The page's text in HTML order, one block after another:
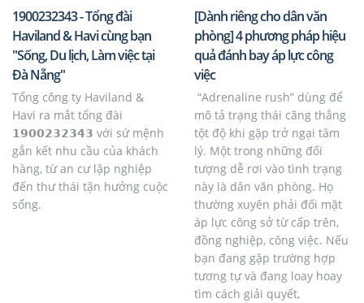
1900232343 - Tổng đài
Haviland & Havi cùng bạn
"Sống, Du lịch, Làm việc tại
Đà Nẵng"
Tổng công ty Haviland &
Havi ra mắt tổng đài
𝟭𝟵𝟬𝟬𝟮𝟯𝟮𝟯𝟰𝟯 với sứ mệnh
gắn kết nhu cầu của khách
hàng, từ an cư lập nghiệp
đến thư thái tận hưởng cuộc
sống.
[Dành riêng cho dân văn
phòng] 4 phương pháp hiệu
quả đánh bay áp lực công
việc
“Adrenaline rush” dùng để
mô tả trạng thái căng thẳng
tột độ khi gặp trở ngại tâm
lý. Một trong những đối
tượng dễ rơi vào tình trạng
này là dân văn phòng. Họ
thường xuyên phải đối mặt
áp lực công sở từ cấp trên,
đồng nghiệp, công việc. Nếu
bạn đang gặp trường hợp
tương tự và đang loay hoay
tìm cách giải quyết,